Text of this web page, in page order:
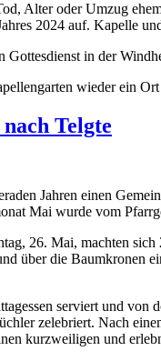
Alter oder Umzug
2024 auf. Kapelle
in der
wieder ein
Telgte
Jahren einen
Mai wurde vom
26. Mai, machten
über die Baumkronen
serviert und von
zelebriert. Nach
kurzweiligen und